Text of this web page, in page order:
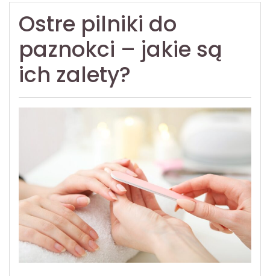
Ostre pilniki do
paznokci – jakie są
ich zalety?